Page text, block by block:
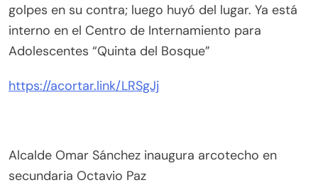
golpes en su contra; luego huyó del lugar. Ya está
interno en el Centro de Internamiento para
Adolescentes “Quinta del Bosque”
https://acortar.link/LRSgJj
Alcalde Omar Sánchez inaugura arcotecho en
secundaria Octavio Paz